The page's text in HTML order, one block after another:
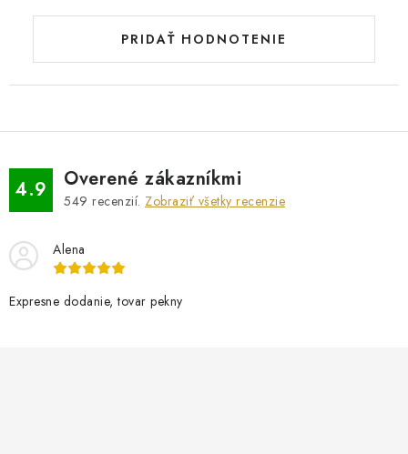
PRIDAŤ HODNOTENIE
4.9 Overené zákazníkmi
549 recenzií. Zobraziť všetky recenzie
Alena
Expresne dodanie, tovar pekny